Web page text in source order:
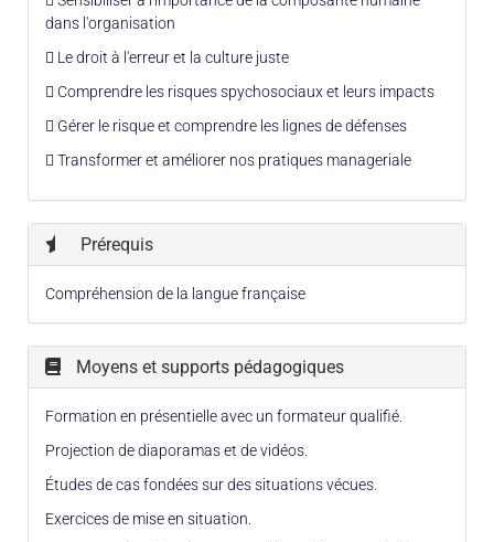
dans l'organisation
 Le droit à l'erreur et la culture juste
 Comprendre les risques spychosociaux et leurs impacts
 Gérer le risque et comprendre les lignes de défenses
 Transformer et améliorer nos pratiques manageriale
Prérequis
Compréhension de la langue française
Moyens et supports pédagogiques
Formation en présentielle avec un formateur qualifié.
Projection de diaporamas et de vidéos.
Études de cas fondées sur des situations vécues.
Exercices de mise en situation.